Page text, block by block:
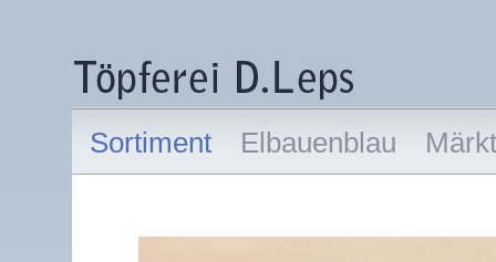
Sortiment Elbauenblau